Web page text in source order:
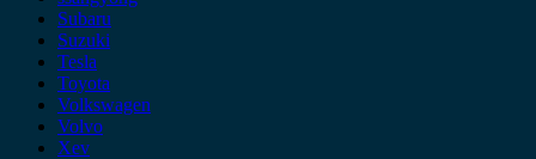
Subaru
Suzuki
Tesla
Toyota
Volkswagen
Volvo
Xev